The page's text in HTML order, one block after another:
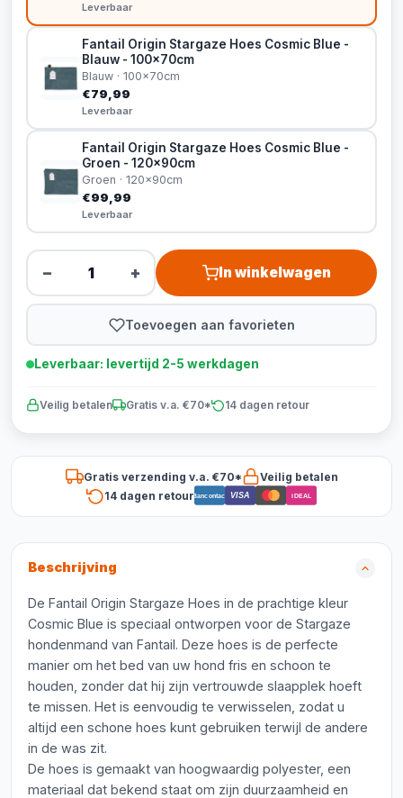
Leverbaar
Fantail Origin Stargaze Hoes Cosmic Blue -
Blauw - 100x70cm
Blauw · 100x70cm
€79,99
Leverbaar
Fantail Origin Stargaze Hoes Cosmic Blue -
Groen - 120x90cm
Groen · 120x90cm
€99,99
Leverbaar
− + In winkelwagen
Toevoegen aan favorieten
Leverbaar: levertijd 2-5 werkdagen
Veilig betalen Gratis v.a. €70* 14 dagen retour
Gratis verzending v.a. €70*
Veilig betalen
14 dagen retourBancontact VISA iDEAL
Beschrijving
De Fantail Origin Stargaze Hoes in de prachtige kleur
Cosmic Blue is speciaal ontworpen voor de Stargaze
hondenmand van Fantail. Deze hoes is de perfecte
manier om het bed van uw hond fris en schoon te
houden, zonder dat hij zijn vertrouwde slaapplek hoeft
te missen. Het is eenvoudig te verwisselen, zodat u
altijd een schone hoes kunt gebruiken terwijl de andere
in de was zit.
De hoes is gemaakt van hoogwaardig polyester, een
materiaal dat bekend staat om zijn duurzaamheid en